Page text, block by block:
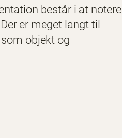
består i at notere
er meget langt til
objekt og